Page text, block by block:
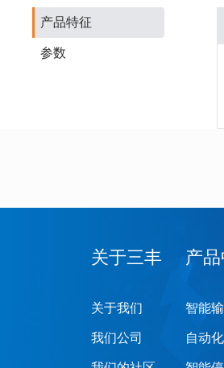
RGV输送系统
产品特征
参数
关于三丰
关于我们
我们公司
产
智能
自动